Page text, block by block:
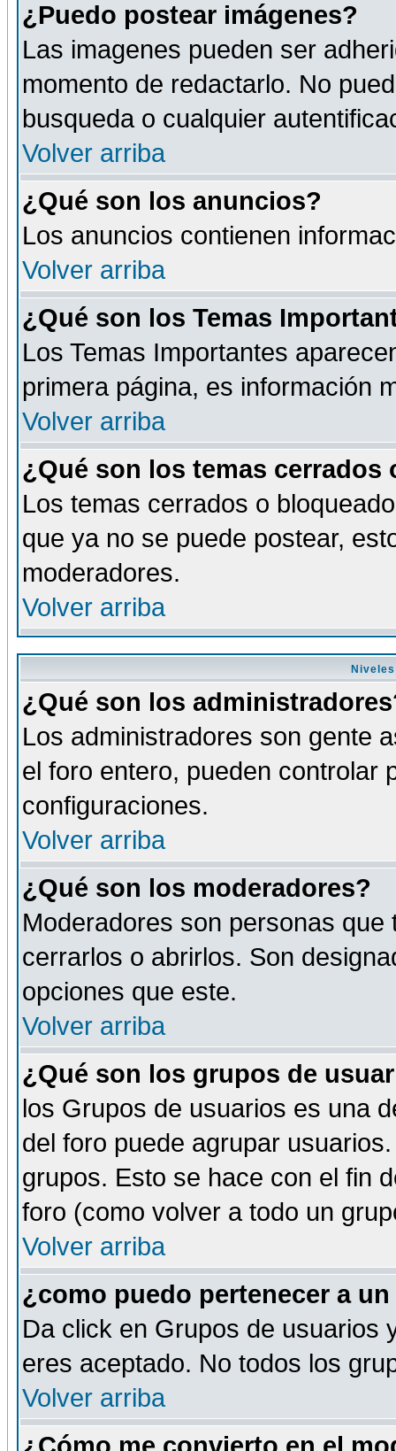
¿Puedo postear imágenes?
Las imagenes pueden ser
momento de redactarlo. No
busqueda o cualquier
Volver arriba
¿Qué son los anuncios?
Los anuncios contienen
Volver arriba
¿Qué son los Temas
Los Temas Importantes
primera página, es información
Volver arriba
¿Qué son los temas cerrados
Los temas cerrados o
que ya no se puede postear,
moderadores.
Volver arriba
¿Qué son los
Los administradores son gente
el foro entero, pueden controlar
configuraciones.
Volver arriba
¿Qué son los moderadores?
Moderadores son personas
cerrarlos o abrirlos. Son
opciones que este.
Volver arriba
¿Qué son los grupos de
los Grupos de usuarios es una
del foro puede agrupar
grupos. Esto se hace con el fin
foro (como volver a todo un
Volver arriba
¿como puedo pertenecer a
Da click en Grupos de usuarios
eres aceptado. No todos los
Volver arriba